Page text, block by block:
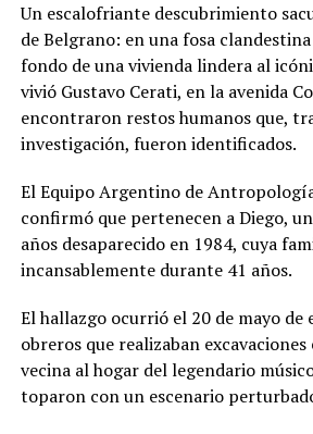
Un escalofriante descubrimiento
de Belgrano: en una fosa
fondo de una vivienda lindera al
vivió Gustavo Cerati, en la avenida
encontraron restos humanos que,
investigación, fueron identificados.
El Equipo Argentino de
confirmó que pertenecen a Diego,
años desaparecido en 1984, cuya
incansablemente durante 41 años.
El hallazgo ocurrió el 20 de mayo de
obreros que realizaban
vecina al hogar del legendario
toparon con un escenario